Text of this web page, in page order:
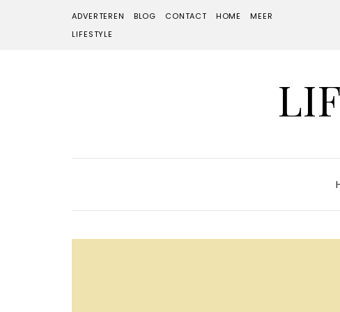
ADVERTEREN BLOG CONTACT HOME
MEER
LIFESTYLE